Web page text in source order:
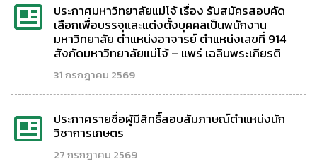
ประกาศมหาวิทยาลัยแม่โจ้ เรื่อง รับสมัครสอบคัด
เลือกเพื่อบรรจุและแต่งตั้งบุคคลเป็นพนักงาน
มหาวิทยาลัย ตำแหน่งอาจารย์ ตำแหน่งเลขที่ 914
สังกัดมหาวิทยาลัยแม่โจ้ – แพร่ เฉลิมพระเกียรติ
31 กรกฎาคม 2569
ประกาศรายชื่อผู้มีสิทธิ์สอบสัมภาษณ์ตำแหน่งนัก
วิชาการเกษตร
27 กรกฎาคม 2569